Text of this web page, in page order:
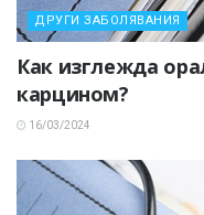
ДРУГИ ЗАБОЛЯВАНИЯ
Как изглежда
карцином?
16/03/2024